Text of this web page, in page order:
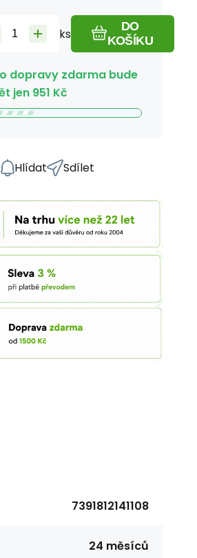
ks
DO
KOŠÍKU
dopravy zdarma bude
jen 951 Kč
Hlídat Sdílet
7391812141108
24 měsíců